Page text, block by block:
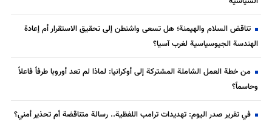
تناقض السلام والهيمنة؛ هل تسعى واشنطن إلى تحقيق الاستقرار أم إعادة
الهندسة الجيوسياسية لغرب آسيا؟
من خطة العمل الشاملة المشتركة إلى أوكرانيا: لماذا لم تعد أوروبا طرفاً فاعلاً
وحاسماً؟
في تقرير صدر اليوم: تهديدات ترامب اللفظية.. رسالة متناقضة أم تحذير أمني؟